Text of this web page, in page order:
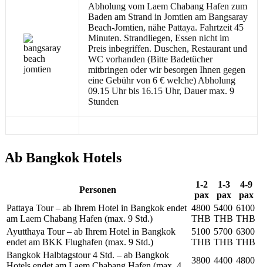
Abholung vom Laem Chabang Hafen zum
Baden am Strand in Jomtien am Bangsaray
Beach-Jomtien, nähe Pattaya. Fahrtzeit 45
Minuten. Strandliegen, Essen nicht im
Preis inbegriffen. Duschen, Restaurant und
WC vorhanden (Bitte Badetücher
mitbringen oder wir besorgen Ihnen gegen
eine Gebühr von 6 € welche) Abholung
09.15 Uhr bis 16.15 Uhr, Dauer max. 9
Stunden
Ab Bangkok Hotels
Personen
1-2
pax
1-3
pax
4-9
pax
Pattaya Tour – ab Ihrem Hotel in Bangkok endet
am Laem Chabang Hafen (max. 9 Std.)
4800
THB
5400
THB
6100
THB
Ayutthaya Tour – ab Ihrem Hotel in Bangkok
endet am BKK Flughafen (max. 9 Std.)
5100
THB
5700
THB
6300
THB
Bangkok Halbtagstour 4 Std. – ab Bangkok
3800 4400 4800